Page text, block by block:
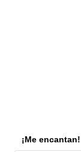
¡Me encantan!